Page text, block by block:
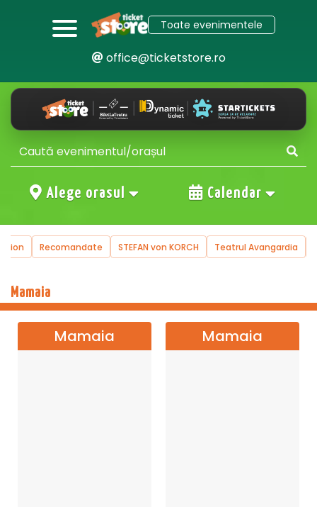
Toate evenimentele
office@ticketstore.ro
Alege orasul Calendar
Recomandate STEFAN von KORCH Teatrul Avangardia
Mamaia
Mamaia Mamaia